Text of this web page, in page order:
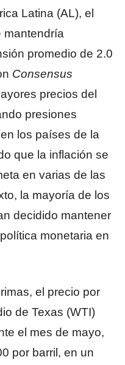
Latina (AL), el
mantendría
promedio de 2.0
Consensus
precios del
presiones
los países de la
que la inflación se
en varias de las
la mayoría de los
decidido mantener
monetaria en
el precio por
de Texas (WTI)
el mes de mayo,
por barril, en un